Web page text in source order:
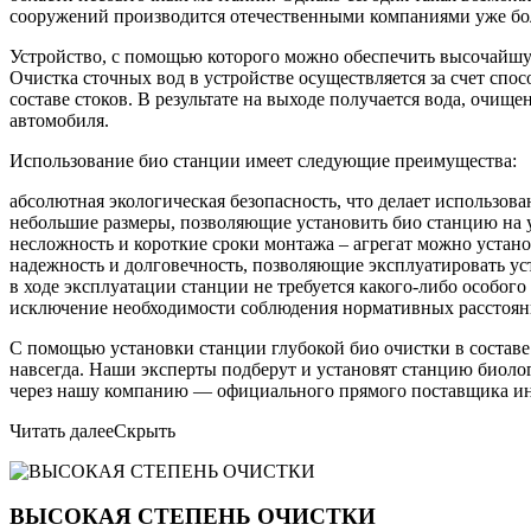
сооружений производится отечественными компаниями уже
Устройство, с помощью которого можно обеспечить
Очистка сточных вод в устройстве осуществляется за счет
составе стоков. В результате на выходе получается вода,
автомобиля.
Использование био станции имеет следующие преимущества:
абсолютная экологическая безопасность, что делает
небольшие размеры, позволяющие установить био станцию на
несложность и короткие сроки монтажа – агрегат можно
надежность и долговечность, позволяющие эксплуатировать
в ходе эксплуатации станции не требуется какого-либо
исключение необходимости соблюдения нормативных
С помощью установки станции глубокой био очистки в
навсегда. Наши эксперты подберут и установят станцию
через нашу компанию — официального прямого поставщика
Читать далееСкрыть
ВЫСОКАЯ СТЕПЕНЬ ОЧИСТКИ